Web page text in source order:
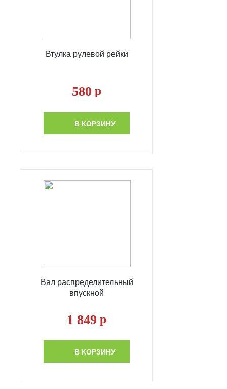
Втулка рулевой рейки
580 р
В КОРЗИНУ
Вал распределительный
впускной
1 849 р
В КОРЗИНУ